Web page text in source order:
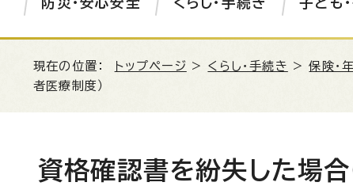
防災・安心安全 くらし・手続き 子ども
現在の位置： トップページ > くらし・手続き >保険・
者医療制度）
資格確認書を紛失した場合